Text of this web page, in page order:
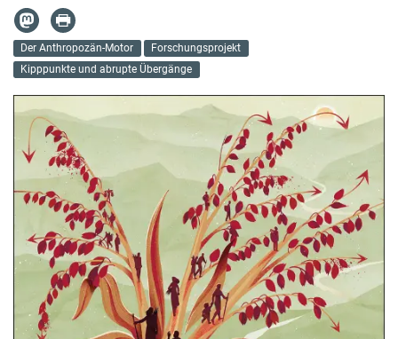
Der Anthropozän-Motor
Forschungsprojekt
Kipppunkte und abrupte Übergänge